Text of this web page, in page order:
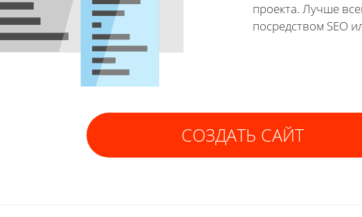
проекта. Лучше
посредством SEO
СОЗДАТЬ САЙТ